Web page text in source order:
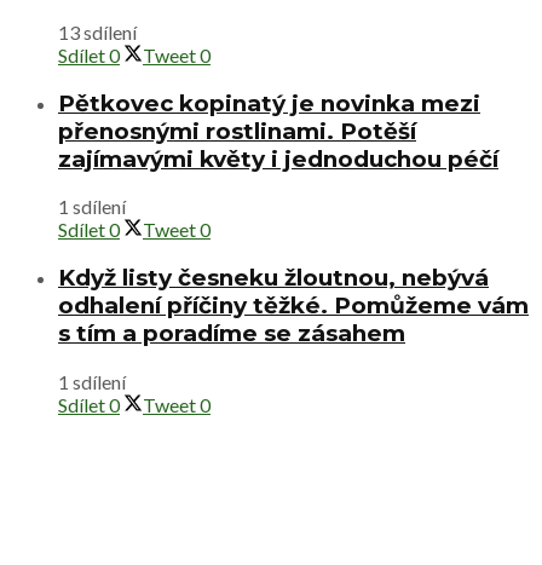
13 sdílení
Sdílet0 Tweet0
Pětkovec kopinatý je novinka mezi
přenosnými rostlinami. Potěší
zajímavými květy i jednoduchou péčí
1 sdílení
Sdílet0 Tweet0
Když listy česneku žloutnou, nebývá
odhalení příčiny těžké. Pomůžeme vám
s tím a poradíme se zásahem
1 sdílení
Sdílet0 Tweet0